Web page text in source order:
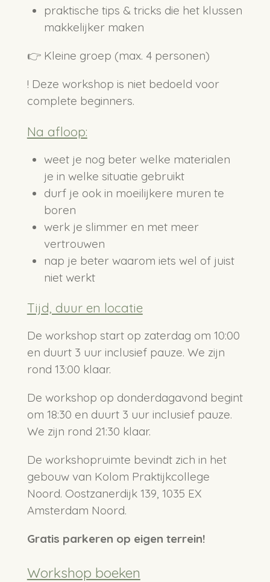
praktische tips & tricks die het klussen
makkelijker maken
👉 Kleine groep (max. 4 personen)
! Deze workshop is niet bedoeld voor
complete beginners.
Na afloop:
weet je nog beter welke materialen
je in welke situatie gebruikt
durf je ook in moeilijkere muren te
boren
werk je slimmer en met meer
vertrouwen
nap je beter waarom iets wel of juist
niet werkt
Tijd, duur en locatie
De workshop start op zaterdag om 10:00
en duurt 3 uur inclusief pauze. We zijn
rond 13:00 klaar.
De workshop op donderdagavond begint
om 18:30 en duurt 3 uur inclusief pauze.
We zijn rond 21:30 klaar.
De workshopruimte bevindt zich in het
gebouw van Kolom Praktijkcollege
Noord. Oostzanerdijk 139, 1035 EX
Amsterdam Noord.
Gratis parkeren op eigen terrein!
Workshop boeken